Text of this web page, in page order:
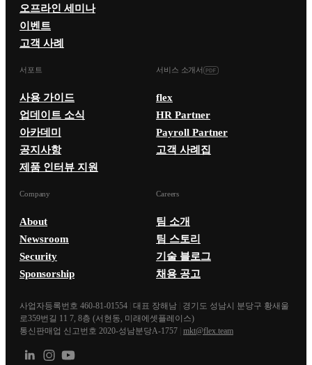
오프라인 세미나
이벤트
고객 사례
서포트
사용 가이드
업데이트 소식
아카데미
공지사항
제품 인터뷰 지원
서비스 소개서
flex
HR Partner
Payroll Partner
고객 사례집
Company
About
Newsroom
Security
Sponsorship
Careers
팀 소개
팀 스토리
기술 블로그
채용 공고
사업자등록번호 460-81-01554 대표 장해남
경기도 성남시 분당구 황새울
로359번길 11 7, 8층 (서현동, 미래에셋플레이스)
통신판매업 신고번호 2020-성남분당A-1757 mkt@flex.team